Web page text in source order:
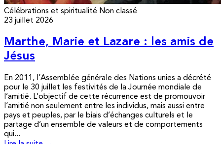
Célébrations et spiritualité Non classé
23 juillet 2026
Marthe, Marie et Lazare : les amis de
Jésus
En 2011, l’Assemblée générale des Nations unies a décrété
pour le 30 juillet les festivités de la Journée mondiale de
l’amitié. L’objectif de cette récurrence est de promouvoir
l’amitié non seulement entre les individus, mais aussi entre
pays et peuples, par le biais d’échanges culturels et le
partage d’un ensemble de valeurs et de comportements
qui...